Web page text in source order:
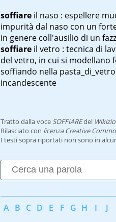
soffiare il naso : espellere
impurità dal naso con un
in genere coll'ausilio di un
soffiare il vetro : tecnica di
del vetro, in cui si modellano
soffiando nella
incandescente
Tratto dalla voce SOFFIAREdel
Rilasciato con licenza Creative
I testi sopra riportati non sono in
A B C D E F G H I J